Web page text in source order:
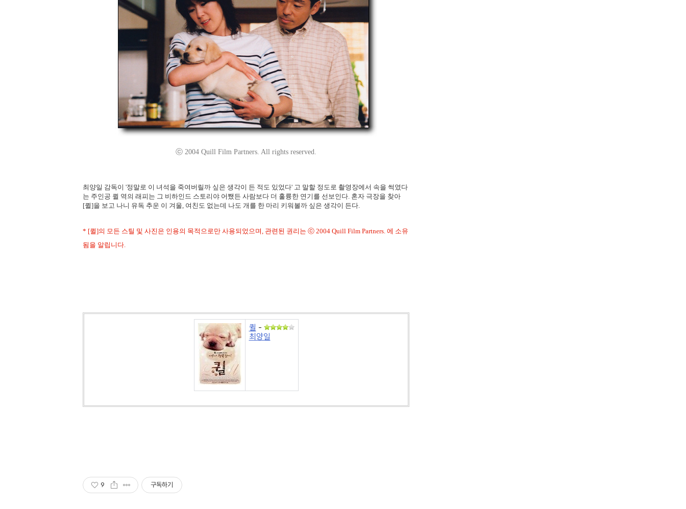
ⓒ 2004 Quill Film Partners. All rights reserved.
최양일 감독이 '정말로 이 녀석을 죽여버릴까 싶은 생각이 든 적도 있었다' 고 말할 정도로 촬영장에서 속을 썩였다
는 주인공 퀼 역의 래피는 그 비하인드 스토리야 어쨌든 사람보다 더 훌륭한 연기를 선보인다. 혼자 극장을 찾아
[퀼]을 보고 나니 유독 추운 이 겨울, 여친도 없는데 나도 개를 한 마리 키워볼까 싶은 생각이 든다.
* [퀼]의 모든 스틸 및 사진은 인용의 목적으로만 사용되었으며, 관련된 권리는 ⓒ 2004 Quill Film Partners. 에 소유
됨을 알립니다.
퀼 -
최양일
9 구독하기